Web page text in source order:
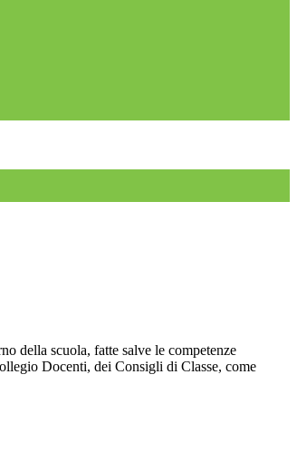
della scuola, fatte salve le competenze
Docenti, dei Consigli di Classe, come